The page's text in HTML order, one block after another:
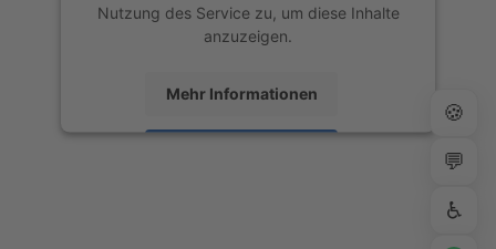
Nutzung des Service zu, um diese Inhalte
anzuzeigen.
Mehr Informationen
🍪
💬
♿